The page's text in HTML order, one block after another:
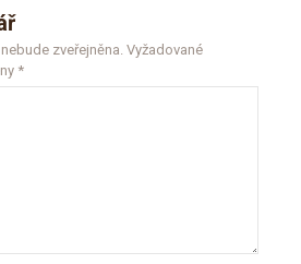
zveřejněna. Vyžadované
*